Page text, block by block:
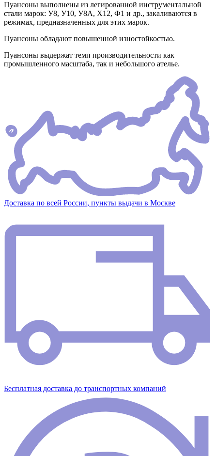
Пуансоны выполнены из легированной инструментальной
стали марок: У8, У10, У8А, Х12, Ф1 и др., закаливаются в
режимах, предназначенных для этих марок.
Пуансоны обладают повышенной изностойкостью.
Пуансоны выдержат темп производительности как
промышленного масштаба, так и небольшого ателье.
Доставка по всей России, пункты выдачи в Москве
Бесплатная доставка до транспортных компаний